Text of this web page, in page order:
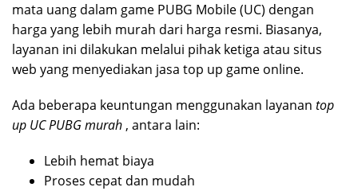
mata uang dalam game PUBG Mobile (UC) dengan
harga yang lebih murah dari harga resmi. Biasanya,
layanan ini dilakukan melalui pihak ketiga atau situs
web yang menyediakan jasa top up game online.
Ada beberapa keuntungan menggunakan layanan top
up UC PUBG murah , antara lain:
Lebih hemat biaya
Proses cepat dan mudah